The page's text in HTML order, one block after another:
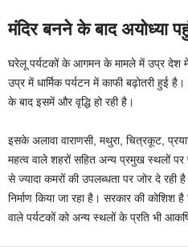
मंदिर बनने के बाद अयोध्या
घरेलू पर्यटकों के आगमन के मामले में उप्र देश
उप्र में धार्मिक पर्यटन में काफी बढ़ोतरी हुई है।
के बाद इसमें और वृद्धि हो रही है।
इसके अलावा वाराणसी, मथुरा, चित्रकूट,
महत्व वाले शहरों सहित अन्य प्रमुख स्थलों पर
से ज्यादा कमरों की उपलब्धता पर जोर दे
निर्माण किया जा रहा है। सरकार की कोशिश
वाले पर्यटकों को अन्य स्थलों के प्रति भी